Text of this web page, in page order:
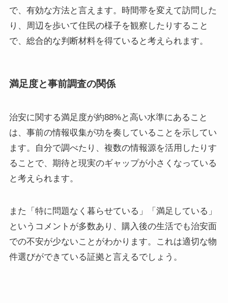
で、有効な方法と言えます。時間帯を変えて訪問した
り、周辺を歩いて住民の様子を観察したりすること
で、総合的な判断材料を得ていると考えられます。
満足度と事前調査の関係
治安に関する満足度が約88%と高い水準にあること
は、事前の情報収集が功を奏していることを示してい
ます。自分で調べたり、複数の情報源を活用したりす
ることで、期待と現実のギャップが小さくなっている
と考えられます。
また「特に問題なく暮らせている」「満足している」
というコメントが多数あり、購入後の生活でも治安面
での不安が少ないことがわかります。これは適切な物
件選びができている証拠と言えるでしょう。